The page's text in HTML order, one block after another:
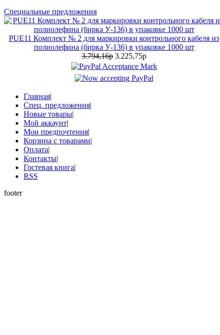
Специальные предложения
PUE11 Комплект № 2 для маркировки контрольного кабеля из
полиолефина (бирка У-136) в упаковке 1000 шт
3.794,16р 3.225,75р
Главная|
Спец. предложения|
Новые товары|
Мой аккаунт|
Мои предпочтения|
Корзина с товарами|
Оплата|
Контакты|
Гостевая книга|
RSS
footer